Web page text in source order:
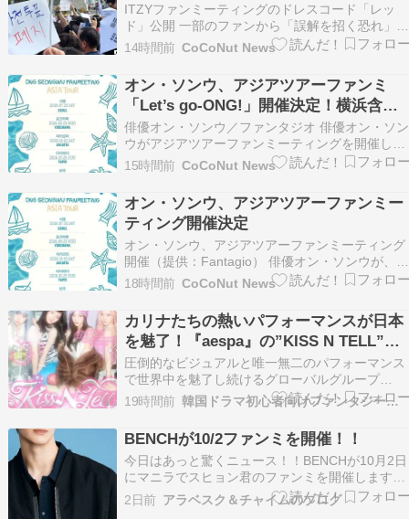
ITZYファンミーティングのドレスコード「レッ
ド」公開 一部のファンから「誤解を招く恐れ」と
懸念の声 オリンピック公園でのデモの影響で公演
界に被害が拡大 出典：記事の理解を助けるための
写真/=論峴日報DB グループITZ […]
14時間前 CoCoNut News
オン・ソンウ、アジアツアーファンミ
「Let’s go-ONG!」開催決定！横浜含む5
都市へ
俳優オン・ソンウ／ファンタジオ 俳優オン・ソン
ウがアジアツアーファンミーティングを開催しま
す。 オン・ソンウは今月5日、公式SNSを通じて
「2026オン・ソンウ・ファンミーティング〈レッ
ツゴーオン〉アジアツアー」（202 […]
15時間前 CoCoNut News
オン・ソンウ、アジアツアーファンミー
ティング開催決定
オン・ソンウ、アジアツアーファンミーティング
開催（提供：Fantagio） 俳優オン・ソンウが、ア
ジア各国のファンを訪ねます。 俳優とアイドルを
行き来するオン・ソンウの多彩な魅力が、グロー
バルなファンの心を掴む見通しです […]
18時間前 CoCoNut News
カリナたちの熱いパフォーマンスが日本
を魅了！『aespa』の”KISS N TELL”が
ストリーミング1位
圧倒的なビジュアルと唯一無二のパフォーマンス
で世界中を魅了し続けるグローバルグループ
「aespa（エスパ）」の最新曲が、日本の音楽チ
ャートで凄まじい勢いを見せています！ 8月6日
発表された最新の「オリコン週間ストリーミング
急上昇ランキング」にて、日本1stミニアルバム
リード曲…
19時間前 韓国ドラマ初心者向けファンタジー＆情報館
BENCHが10/2ファンミを開催！！
今日はあっと驚くニュース！！BENCHが10月2日
にマニラでスヒョン君のファンミを開催します！
The countdown begins! Kim Soo Hyun is coming
to meet his Filipino fans very soon. Who's exc…
2日前 アラベスク＆チャイムのブログ